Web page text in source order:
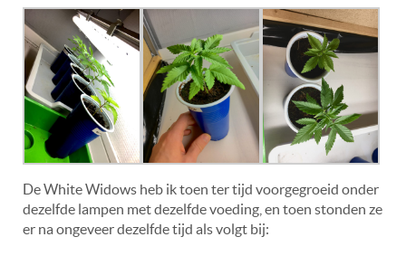
De White Widows heb ik toen ter tijd voorgegroeid onder
dezelfde lampen met dezelfde voeding, en toen stonden ze
er na ongeveer dezelfde tijd als volgt bij: